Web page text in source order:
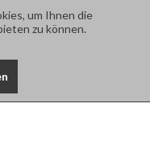
um Ihnen die
zu können.